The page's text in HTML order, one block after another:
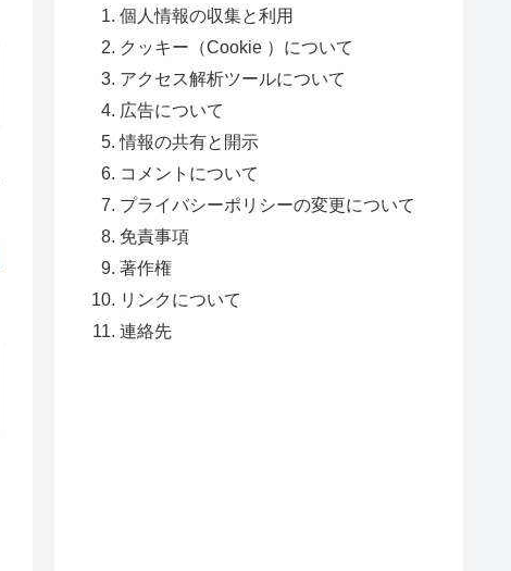
個人情報の収集と利用
クッキー（Cookie ）について
アクセス解析ツールについて
広告について
情報の共有と開示
コメントについて
プライバシーポリシーの変更について
免責事項
著作権
リンクについて
連絡先